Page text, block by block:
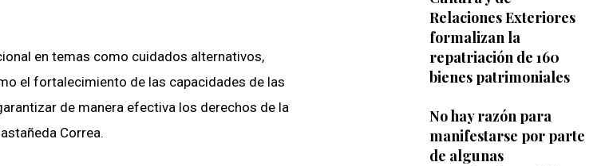
en temas como cuidados alternativos,
el fortalecimiento de las capacidades de las
de manera efectiva los derechos de la
Correa.
Relaciones Exteriores
formalizan la
repatriación de 160
bienes patrimoniales
No hay razón para
manifestarse por parte
de algunas